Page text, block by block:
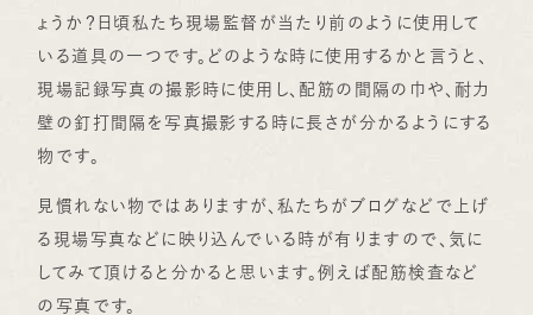
ょうか？日頃私たち現場監督が当たり前のように使用して
いる道具の一つです。どのような時に使用するかと言うと、
現場記録写真の撮影時に使用し、配筋の間隔の巾や、耐力
壁の釘打間隔を写真撮影する時に長さが分かるようにする
物です。
見慣れない物ではありますが、私たちがブログなどで上げ
る現場写真などに映り込んでいる時が有りますので、気に
してみて頂けると分かると思います。例えば配筋検査など
の写真です。